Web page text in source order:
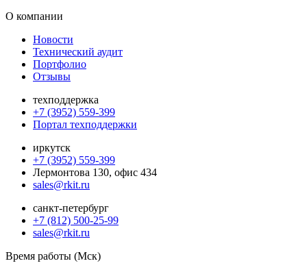
О компании
Новости
Технический аудит
Портфолио
Отзывы
техподдержка
+7 (3952) 559-399
Портал техподдержки
иркутск
+7 (3952) 559-399
Лермонтова 130, офис 434
sales@rkit.ru
санкт-петербург
+7 (812) 500-25-99
sales@rkit.ru
Время работы (Мск)